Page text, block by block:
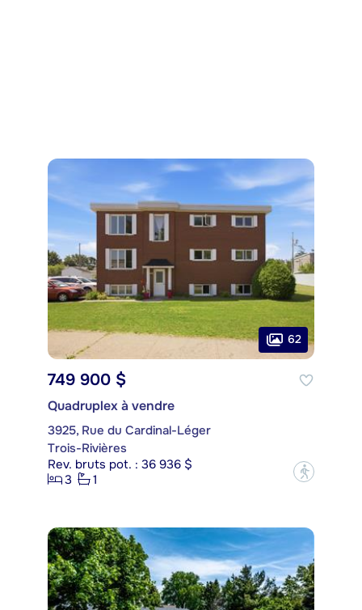
62
749 900 $
Quadruplex à vendre
3925, Rue du Cardinal-Léger
Trois-Rivières
Rev. bruts pot. : 36 936 $
3
1 ?